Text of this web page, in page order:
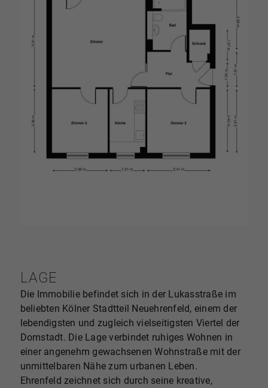
LAGE
Die Immobilie befindet sich in der Lukasstraße im
beliebten Kölner Stadtteil Neuehrenfeld, einem der
lebendigsten und zugleich vielseitigsten Viertel der
Domstadt. Die Lage verbindet ruhiges Wohnen in
einer angenehm gewachsenen Wohnstraße mit der
unmittelbaren Nähe zum urbanen Leben.
Ehrenfeld zeichnet sich durch seine kreative,